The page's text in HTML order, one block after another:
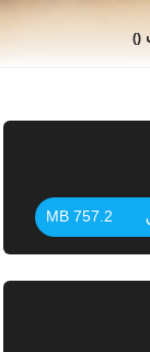
()
757.2 MB